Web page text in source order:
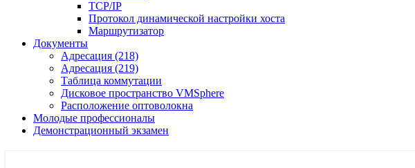
TCP/IP
Протокол динамической настройки хоста
Маршрутизатор
Документы
Адресация (218)
Адресация (219)
Таблица коммутации
Дисковое пространство VMSphere
Расположение оптоволокна
Молодые профессионалы
Демонстрационный экзамен